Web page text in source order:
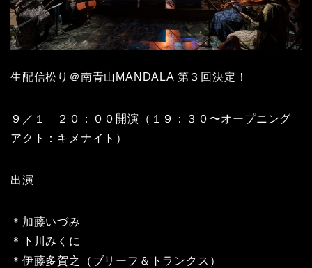
生配信松り＠南青山MANDALA 第３回決定！
９／１ ２０：００開演（１９：３０〜オープニング
アクト：キメナイト）
出演
＊加藤いづみ
＊下川みくに
＊伊藤多賀之（ブリーフ＆トランクス）